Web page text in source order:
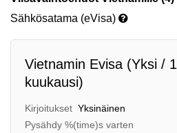
Sähkösatama (eVisa)
Vietnamin Evisa (Yksi / 1
kuukausi)
Kirjoitukset Yksinäinen
Pysähdy %(time)s varten